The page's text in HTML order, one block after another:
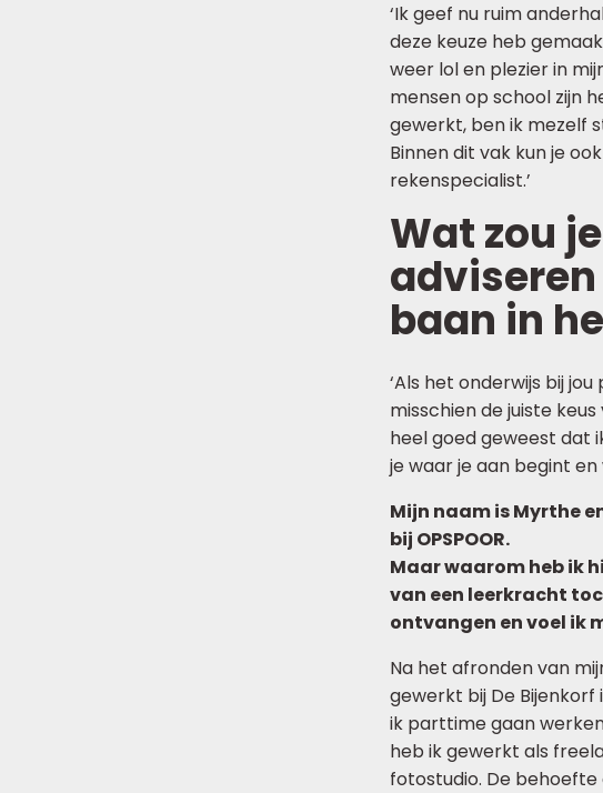
‘Ik geef nu ruim
deze keuze heb
weer lol en plezier in
mensen op school zijn
gewerkt, ben ik mezelf
Binnen dit vak kun je
rekenspecialist.’
Wat zou
baan in
‘Als het onderwijs bij
misschien de juiste
heel goed geweest dat
je waar je aan begint
Mijn naam is Myrthe
bij OPSPOOR.
Maar waarom heb ik
van een leerkracht
ontvangen en voel ik
Na het afronden van
gewerkt bij De
ik parttime gaan
heb ik gewerkt als
fotostudio. De